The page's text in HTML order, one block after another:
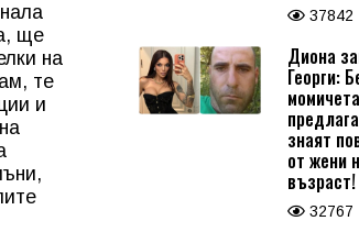
ще
на
те
и
37842
Диона
Георги:
знаят
от жени
32767